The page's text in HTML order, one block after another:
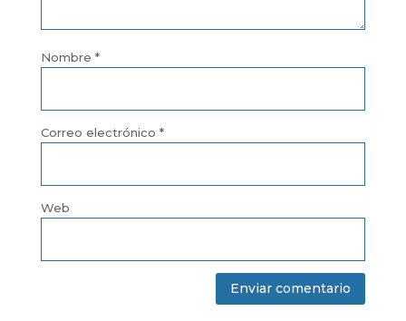
Nombre *
Correo electrónico *
Web